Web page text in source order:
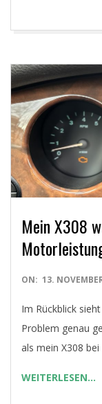
Mein X308
2025-
13
ON: 13.
Im Rückblick
Problem genau
als mein X308
WEITERLESEN…